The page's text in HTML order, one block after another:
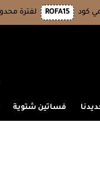
ROFA15 لفترة محدودة
فساتين شتوية